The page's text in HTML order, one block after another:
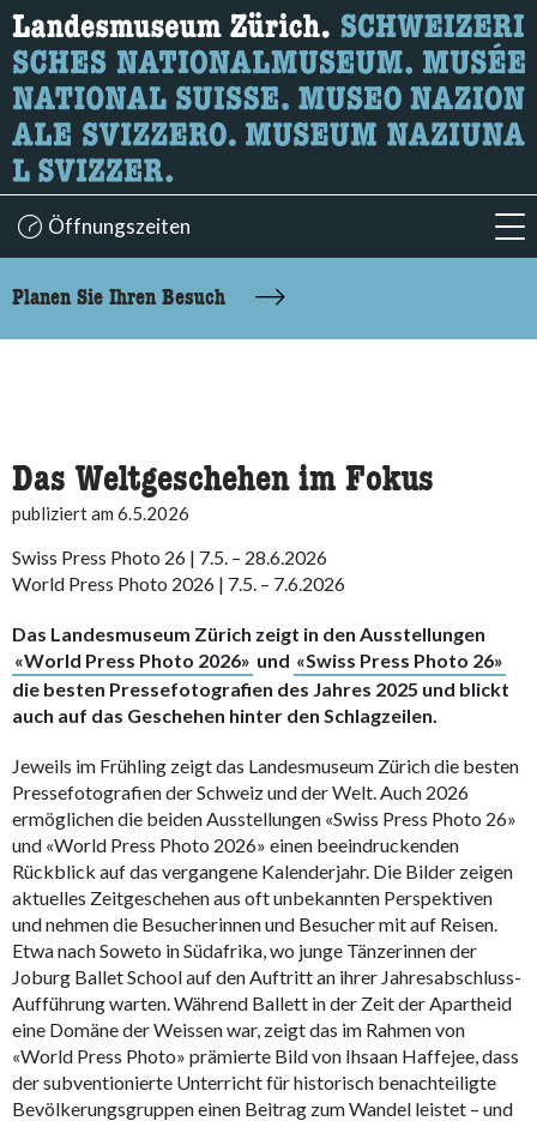
Wonach suchen Sie?
Hier können Sie nach Inhalten der Seite suchen.
Öffnungszeiten
Planen Sie Ihren Besuch
Das Weltgeschehen im Fokus
publiziert am 6.5.2026
Swiss Press Photo 26 | 7.5. – 28.6.2026
World Press Photo 2026 | 7.5. – 7.6.2026
Das Landesmuseum Zürich zeigt in den Ausstellungen
«World Press Photo 2026» und «Swiss Press Photo 26»
die besten Pressefotografien des Jahres 2025 und blickt
auch auf das Geschehen hinter den Schlagzeilen.
Jeweils im Frühling zeigt das Landesmuseum Zürich die besten
Pressefotografien der Schweiz und der Welt. Auch 2026
ermöglichen die beiden Ausstellungen «Swiss Press Photo 26»
und «World Press Photo 2026» einen beeindruckenden
Rückblick auf das vergangene Kalenderjahr. Die Bilder zeigen
aktuelles Zeitgeschehen aus oft unbekannten Perspektiven
und nehmen die Besucherinnen und Besucher mit auf Reisen.
Etwa nach Soweto in Südafrika, wo junge Tänzerinnen der
Joburg Ballet School auf den Auftritt an ihrer Jahresabschluss-
Aufführung warten. Während Ballett in der Zeit der Apartheid
eine Domäne der Weissen war, zeigt das im Rahmen von
«World Press Photo» prämierte Bild von Ihsaan Haffejee, dass
der subventionierte Unterricht für historisch benachteiligte
Bevölkerungsgruppen einen Beitrag zum Wandel leistet – und